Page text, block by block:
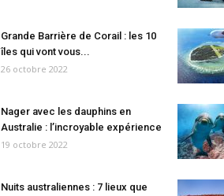
Grande Barrière de Corail : les 10
îles qui vont vous...
26 octobre 2022
Nager avec les dauphins en
Australie : l’incroyable expérience
19 octobre 2022
Nuits australiennes : 7 lieux que